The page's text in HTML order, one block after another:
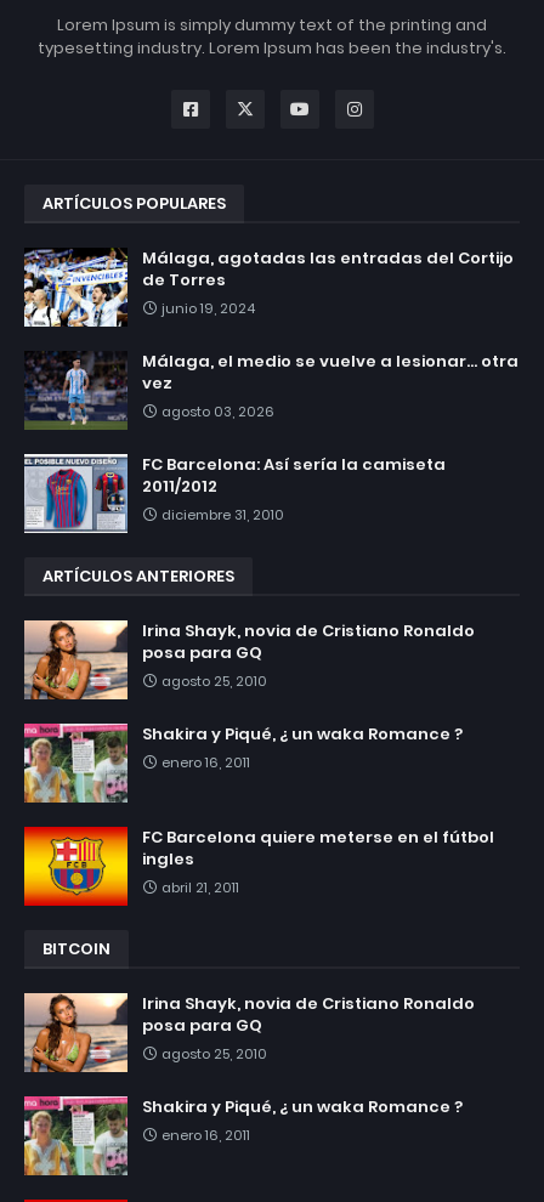
Lorem Ipsum is simply dummy text of the printing and
typesetting industry. Lorem Ipsum has been the industry's.
ARTÍCULOS POPULARES
Málaga, agotadas las entradas del Cortijo
de Torres
junio 19, 2024
Málaga, el medio se vuelve a lesionar... otra
vez
agosto 03, 2026
FC Barcelona: Así sería la camiseta
2011/2012
diciembre 31, 2010
ARTÍCULOS ANTERIORES
Irina Shayk, novia de Cristiano Ronaldo
posa para GQ
agosto 25, 2010
Shakira y Piqué, ¿ un waka Romance ?
enero 16, 2011
FC Barcelona quiere meterse en el fútbol
ingles
abril 21, 2011
BITCOIN
Irina Shayk, novia de Cristiano Ronaldo
posa para GQ
agosto 25, 2010
Shakira y Piqué, ¿ un waka Romance ?
enero 16, 2011